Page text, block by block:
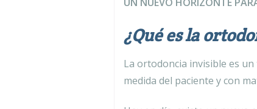
¿Qué es la
La ortodoncia invisible es
medida del paciente y con